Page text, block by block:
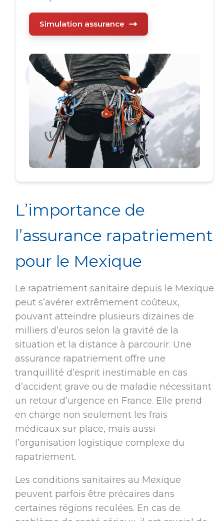
Simulation assurance
L’importance de
l’assurance rapatriement
pour le Mexique
Le rapatriement sanitaire depuis le Mexique
peut s’avérer extrêmement coûteux,
pouvant atteindre plusieurs dizaines de
milliers d’euros selon la gravité de la
situation et la distance à parcourir. Une
assurance rapatriement offre une
tranquillité d’esprit inestimable en cas
d’accident grave ou de maladie nécessitant
un retour d’urgence en France. Elle prend
en charge non seulement les frais
médicaux sur place, mais aussi
l’organisation logistique complexe du
rapatriement.
Les conditions sanitaires au Mexique
peuvent parfois être précaires dans
certaines régions reculées. En cas de